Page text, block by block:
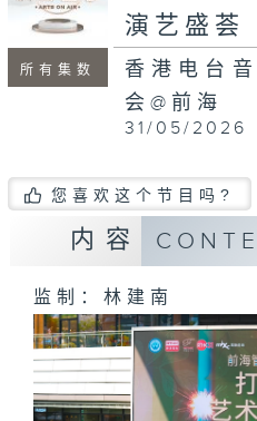
seconds
所有集数
演艺盛荟
香港电台音
会@前海
31/05/2026
您喜欢这个节目吗?
内容
监制：林建南